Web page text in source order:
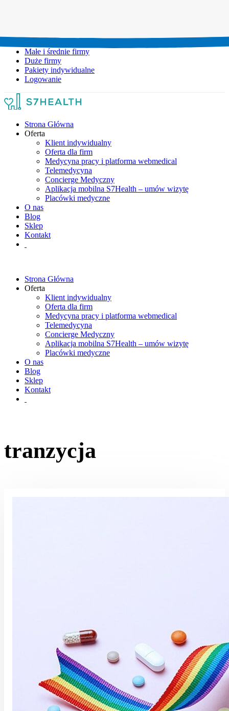
Małe i średnie firmy
Duże firmy
Pakiety indywidualne
Logowanie
Strona Główna
Oferta
Klient indywidualny
Oferta dla firm
Medycyna pracy i platforma webmedical
Telemedycyna
Concierge Medyczny
Aplikacja mobilna S7Health – umów wizytę
Placówki medyczne
O nas
Blog
Sklep
Kontakt
Strona Główna
Oferta
Klient indywidualny
Oferta dla firm
Medycyna pracy i platforma webmedical
Telemedycyna
Concierge Medyczny
Aplikacja mobilna S7Health – umów wizytę
Placówki medyczne
O nas
Blog
Sklep
Kontakt
tranzycja